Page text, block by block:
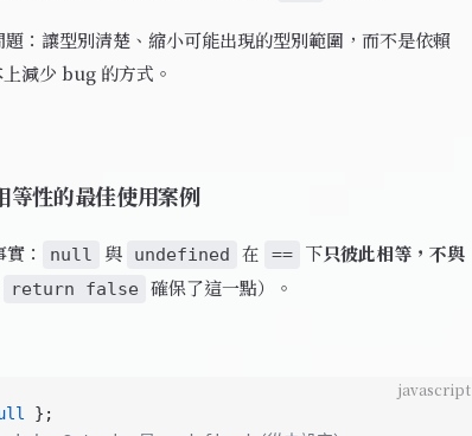
：讓型別清楚、縮小可能出現的型別範圍，而不是依賴
減少 bug 的方式。
等性的最佳使用案例
： null 與 undefined 在 == 下只彼此相等，不與
return false 確保了這一點）。
javascript
};